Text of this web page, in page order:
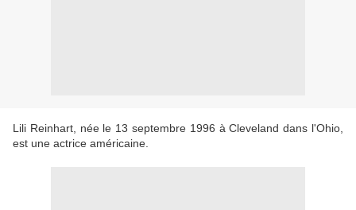
Lili Reinhart, née le 13 septembre 1996 à Cleveland dans l'Ohio,
est une actrice américaine.